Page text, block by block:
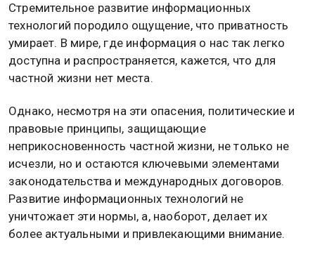
Стремительное развитие информационных
технологий породило ощущение, что приватность
умирает. В мире, где информация о нас так легко
доступна и распространяется, кажется, что для
частной жизни нет места.
Однако, несмотря на эти опасения, политические и
правовые принципы, защищающие
неприкосновенность частной жизни, не только не
исчезли, но и остаются ключевыми элементами
законодательства и международных договоров.
Развитие информационных технологий не
уничтожает эти нормы, а, наоборот, делает их
более актуальными и привлекающими внимание.